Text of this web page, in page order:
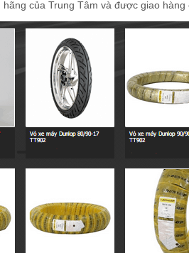
hãng của Trung Tâm và được giao